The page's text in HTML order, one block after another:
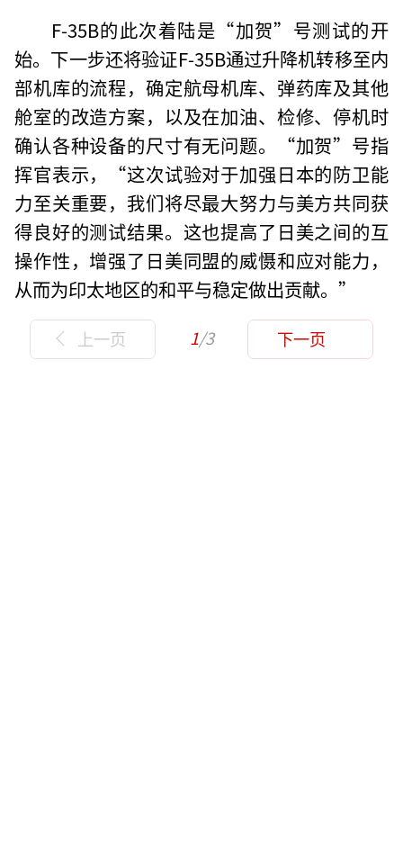
F-35B的此次着陆是“加贺”号测试的开
始。下一步还将验证F-35B通过升降机转移至内
部机库的流程，确定航母机库、弹药库及其他
舱室的改造方案，以及在加油、检修、停机时
确认各种设备的尺寸有无问题。“加贺”号指
挥官表示，“这次试验对于加强日本的防卫能
力至关重要，我们将尽最大努力与美方共同获
得良好的测试结果。这也提高了日美之间的互
操作性，增强了日美同盟的威慑和应对能力，
从而为印太地区的和平与稳定做出贡献。”
上一页 1/3 下一页